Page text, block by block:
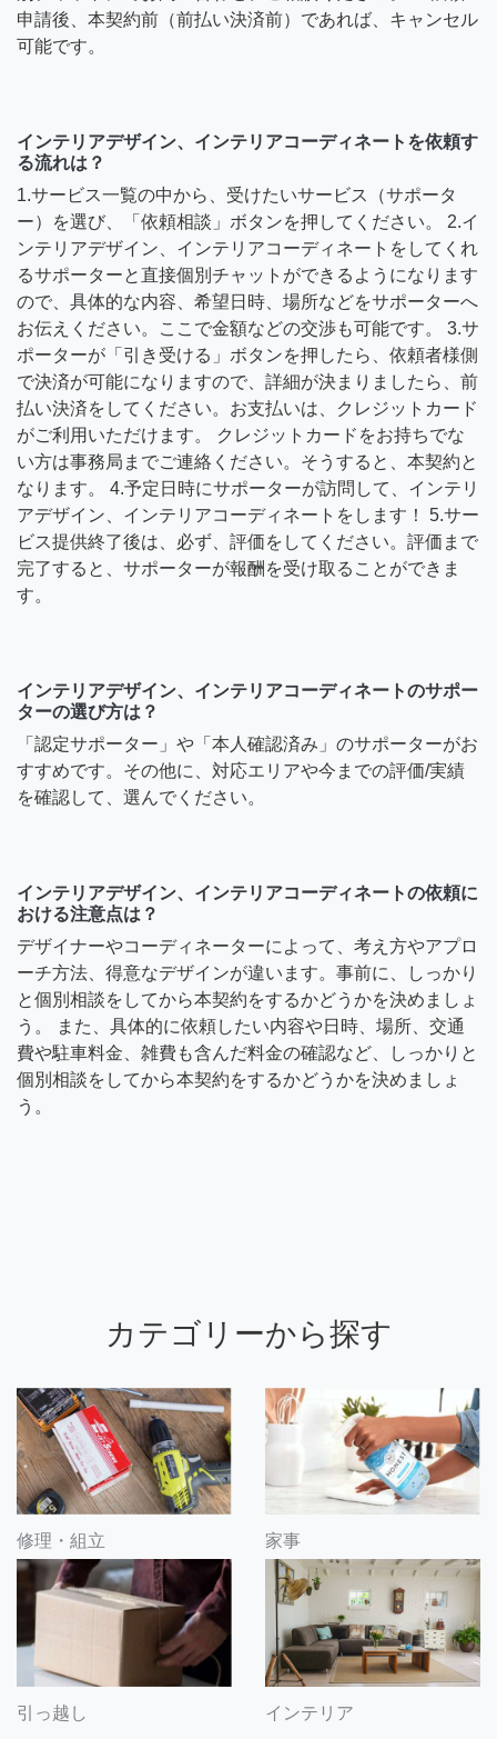
申請後、本契約前（前払い決済前）であれば、キャンセル
可能です。
インテリアデザイン、インテリアコーディネートを依頼す
る流れは？
1.サービス一覧の中から、受けたいサービス（サポータ
ー）を選び、「依頼相談」ボタンを押してください。 2.イ
ンテリアデザイン、インテリアコーディネートをしてくれ
るサポーターと直接個別チャットができるようになります
ので、具体的な内容、希望日時、場所などをサポーターへ
お伝えください。ここで金額などの交渉も可能です。 3.サ
ポーターが「引き受ける」ボタンを押したら、依頼者様側
で決済が可能になりますので、詳細が決まりましたら、前
払い決済をしてください。お支払いは、クレジットカード
がご利用いただけます。 クレジットカードをお持ちでな
い方は事務局までご連絡ください。そうすると、本契約と
なります。 4.予定日時にサポーターが訪問して、インテリ
アデザイン、インテリアコーディネートをします！ 5.サー
ビス提供終了後は、必ず、評価をしてください。評価まで
完了すると、サポーターが報酬を受け取ることができま
す。
インテリアデザイン、インテリアコーディネートのサポー
ターの選び方は？
「認定サポーター」や「本人確認済み」のサポーターがお
すすめです。その他に、対応エリアや今までの評価/実績
を確認して、選んでください。
インテリアデザイン、インテリアコーディネートの依頼に
おける注意点は？
デザイナーやコーディネーターによって、考え方やアプロ
ーチ方法、得意なデザインが違います。事前に、しっかり
と個別相談をしてから本契約をするかどうかを決めましょ
う。 また、具体的に依頼したい内容や日時、場所、交通
費や駐車料金、雑費も含んだ料金の確認など、しっかりと
個別相談をしてから本契約をするかどうかを決めましょ
う。
カテゴリーから探す
修理・組立 家事
引っ越し インテリア